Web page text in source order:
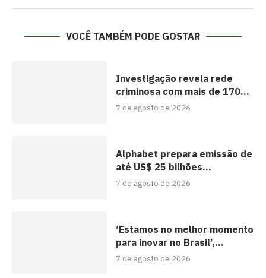
VOCÊ TAMBÉM PODE GOSTAR
Investigação revela rede
criminosa com mais de 170...
7 de agosto de 2026
Alphabet prepara emissão de
até US$ 25 bilhões...
7 de agosto de 2026
‘Estamos no melhor momento
para inovar no Brasil’,...
7 de agosto de 2026